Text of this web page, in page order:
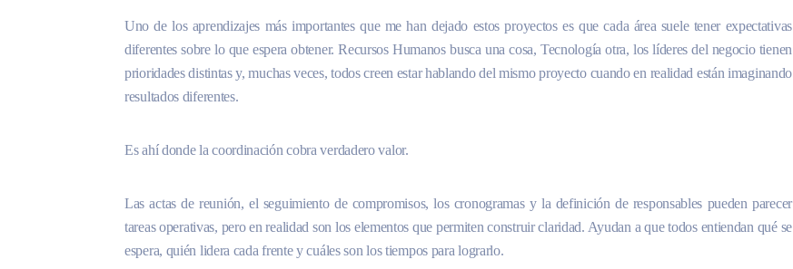
Uno de los aprendizajes más importantes que me han dejado estos proyectos es que cada área suele tener expectativas
diferentes sobre lo que espera obtener. Recursos Humanos busca una cosa, Tecnología otra, los líderes del negocio tienen
prioridades distintas y, muchas veces, todos creen estar hablando del mismo proyecto cuando en realidad están imaginando
resultados diferentes.
Es ahí donde la coordinación cobra verdadero valor.
Las actas de reunión, el seguimiento de compromisos, los cronogramas y la definición de responsables pueden parecer
tareas operativas, pero en realidad son los elementos que permiten construir claridad. Ayudan a que todos entiendan qué se
espera, quién lidera cada frente y cuáles son los tiempos para lograrlo.